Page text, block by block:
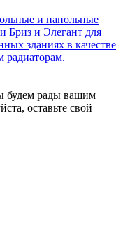
и напольные
Бриз и Элегант для
зданиях в качестве
радиаторам.
будем рады вашим
оставьте свой